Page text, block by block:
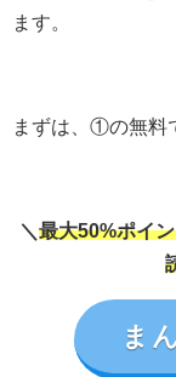
ます。
まずは、①の無料
＼ 最大50%ポイ
ま